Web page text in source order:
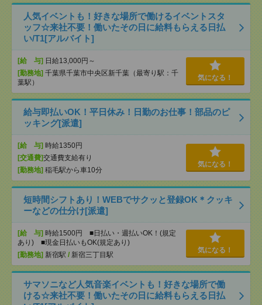
人気イベントも！好きな場所で働けるイベントスタ
ッフ☆来社不要！働いたその日に給料もらえる日払
い/T1[アルバイト]
[給 与] 日給13,000円～
[勤務地] 千葉県千葉市中央区新千葉（最寄り駅：千
葉駅）
気になる！
給与即払いOK！平日休み！日勤のお仕事！部品のピ
ッキング[派遣]
[給 与] 時給1350円
[交通費]交通費支給有り
[勤務地] 稲毛駅から車10分
気になる！
短時間シフトあり！WEBでサクッと登録OK＊クッキ
ーなどの仕分け[派遣]
[給 与] 時給1500円 ■日払い・週払いOK！(規定
あり) ■現金日払いもOK(規定あり)
[勤務地] 新宿駅 / 新宿三丁目駅
気になる！
サマソニなど人気音楽イベントも！好きな場所で働
ける☆来社不要！働いたその日に給料もらえる日払